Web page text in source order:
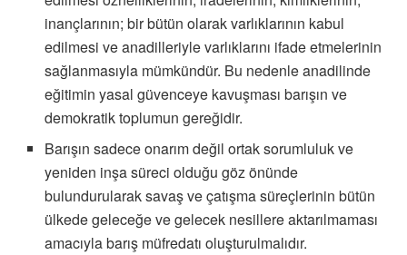
inançlarının; bir bütün olarak varlıklarının kabul
edilmesi ve anadilleriyle varlıklarını ifade etmelerinin
sağlanmasıyla mümkündür. Bu nedenle anadilinde
eğitimin yasal güvenceye kavuşması barışın ve
demokratik toplumun gereğidir.
Barışın sadece onarım değil ortak sorumluluk ve
yeniden inşa süreci olduğu göz önünde
bulundurularak savaş ve çatışma süreçlerinin bütün
ülkede geleceğe ve gelecek nesillere aktarılmaması
amacıyla barış müfredatı oluşturulmalıdır.